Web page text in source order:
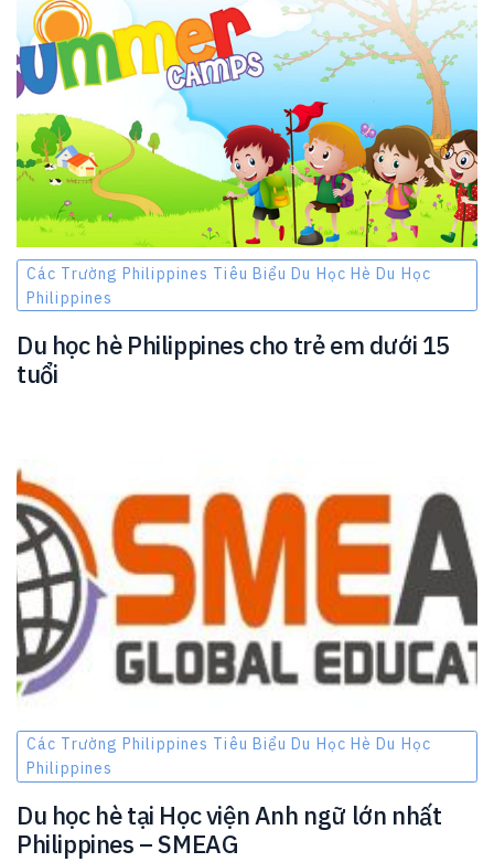
Các Trường Philippines Tiêu Biểu Du Học Hè Du Học
Philippines
Du học hè Philippines cho trẻ em dưới 15
tuổi
Các Trường Philippines Tiêu Biểu Du Học Hè Du Học
Philippines
Du học hè tại Học viện Anh ngữ lớn nhất
Philippines – SMEAG